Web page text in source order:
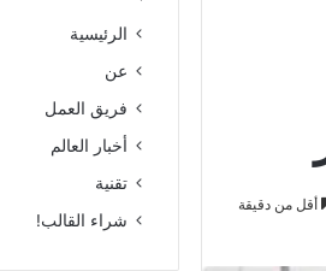
أقل من دقيقة
الرئيسية
عن
فريق العمل
أخبار العالم
تقنية
شراء القالب!